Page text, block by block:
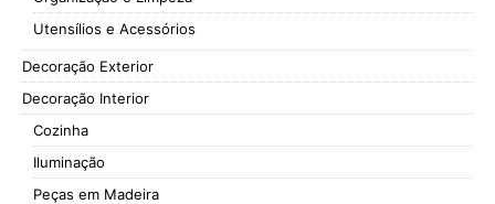
Utensílios e Acessórios
Decoração Exterior
Decoração Interior
Cozinha
Iluminação
Peças em Madeira